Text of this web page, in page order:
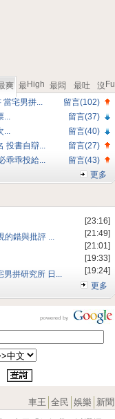
沒 Fu
最吐
最悶
最 High
爽
當宅男拼...
留言(102)
...
留言(37)
...
留言(40)
投書自辯...
留言(27)
乖乖投給...
留言(43)
更多
[23:16]
的錯與批評 ...
[21:49]
[21:01]
[19:33]
男拼研究所 日...
[19:24]
更多
新聞
娛樂
全民
車王